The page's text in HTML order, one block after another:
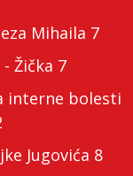
Mihaila 7
Žička 7
interne bolesti
Jugovića 8